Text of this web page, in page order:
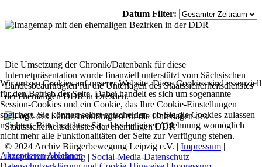
Datum Filter:
Die Umsetzung der Chronik/Datenbank für diese
Internetpräsentation wurde finanziell unterstützt vom Sächsischen
Landesbeauftragten für die Unterlagen des Staatssicherheitsdienstes
der ehemaligen DDR in Dresden.
© 2024 Archiv Bürgerbewegung Leipzig e.V. | Impressum |
Datenschutzerklärung | Social-Media-Datenschutz
Wir nutzen Cookies auf unserer Website. Diese Cookies sind essenziell
für den Betrieb der Seite. Dabei handelt es sich um sogenannte
Session-Cookies und ein Cookie, das Ihre Cookie-Einstellungen
speichert. Sie können selbst entscheiden, ob Sie die Cookies zulassen
möchten. Bitte beachten Sie, dass bei einer Ablehnung womöglich
nicht mehr alle Funktionalitäten der Seite zur Verfügung stehen.
AkzeptierenAblehnen